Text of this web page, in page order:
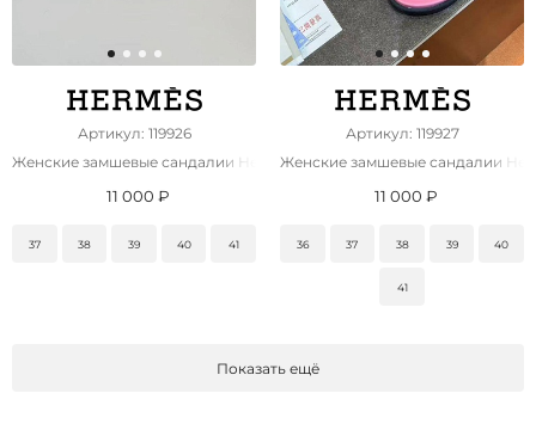
Артикул: 119926
Женские замшевые сандалии Hermes Chypre
11 000 ₽
37 38 39 40 41
Артикул: 119927
Женские замшевые сандалии
11 000 ₽
36 37 38 39 40
41
Показать ещё